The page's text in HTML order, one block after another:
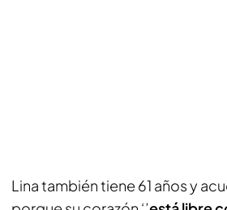
Lina también tiene 61 años y